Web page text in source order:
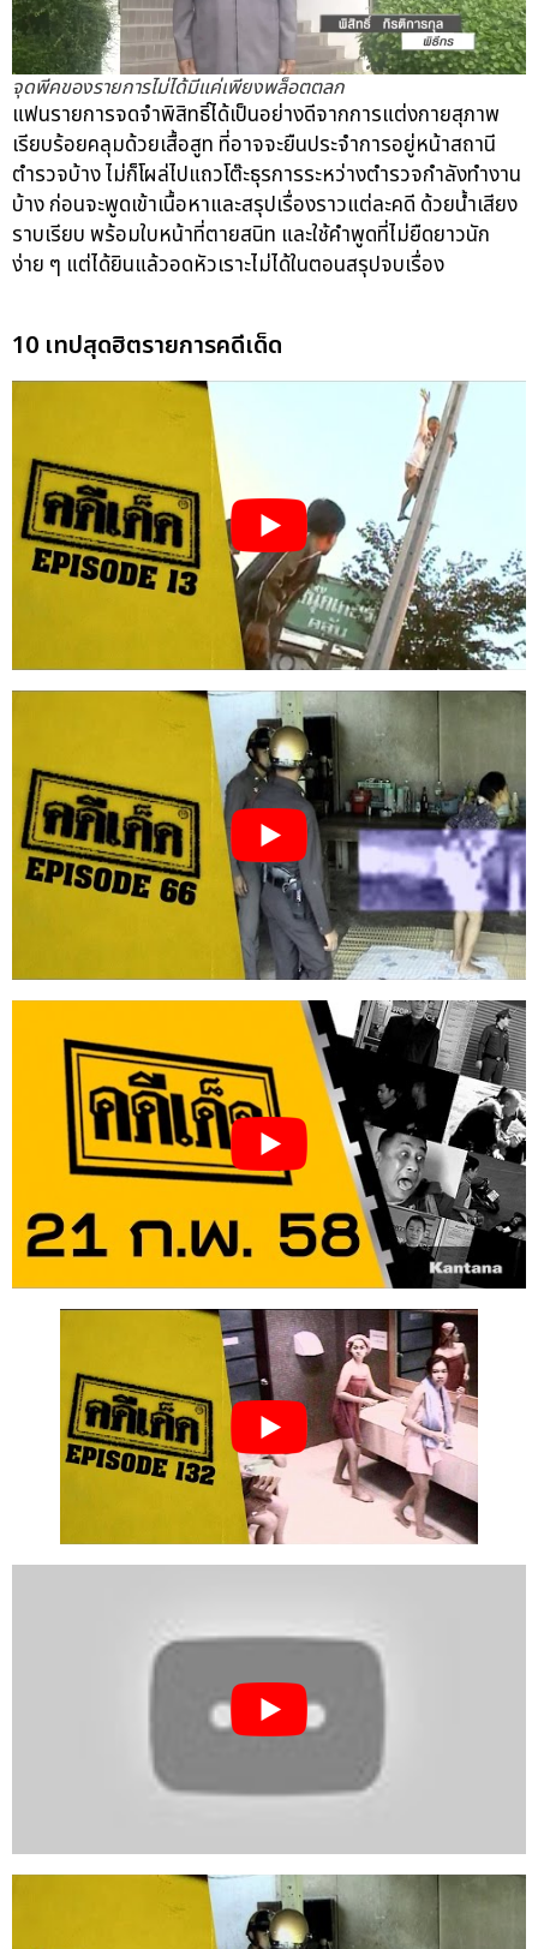
จุดพีคของรายการไม่ได้มีแค่เพียงพล็อตตลก
แฟนรายการจดจำพิสิทธิ์ได้เป็นอย่างดีจากการแต่งกายสุภาพ
เรียบร้อยคลุมด้วยเสื้อสูท ที่อาจจะยืนประจำการอยู่หน้าสถานี
ตำรวจบ้าง ไม่ก็โผล่ไปแถวโต๊ะธุรการระหว่างตำรวจกำลังทำงาน
บ้าง ก่อนจะพูดเข้าเนื้อหาและสรุปเรื่องราวแต่ละคดี ด้วยน้ำเสียง
ราบเรียบ พร้อมใบหน้าที่ตายสนิท และใช้คำพูดที่ไม่ยืดยาวนัก
ง่าย ๆ แต่ได้ยินแล้วอดหัวเราะไม่ได้ในตอนสรุปจบเรื่อง
10 เทปสุดฮิตรายการคดีเด็ด